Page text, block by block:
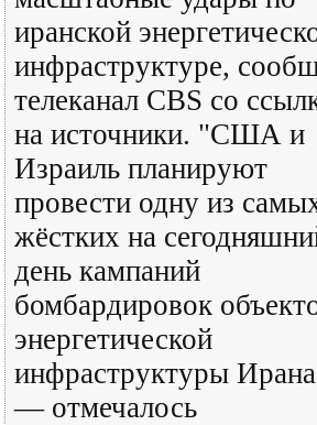
иранской
инфраструктуре,
телеканал CBS со
на источники. "США и
Израиль планируют
провести одну из
жёстких на
день кампаний
бомбардировок
энергетической
инфраструктуры
— отмечалось